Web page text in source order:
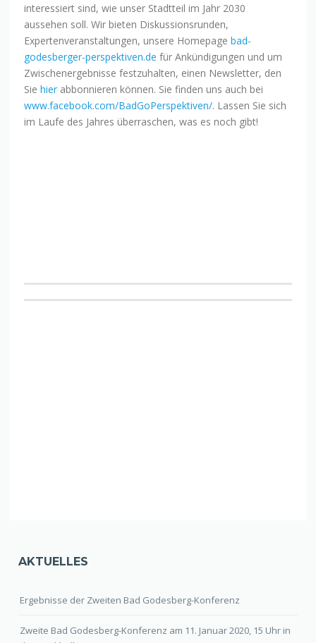
interessiert sind, wie unser Stadtteil im Jahr 2030
aussehen soll. Wir bieten Diskussionsrunden,
Expertenveranstaltungen, unsere Homepagebad-
godesberger-perspektiven.de für Ankündigungen und um
Zwischenergebnisse festzuhalten, einen Newsletter, den
Siehier abbonnieren können. Sie finden uns auch bei
www.facebook.com/BadGoPerspektiven/. Lassen Sie sich
im Laufe des Jahres überraschen, was es noch gibt!
AKTUELLES
Ergebnisse der Zweiten Bad Godesberg-Konferenz
Zweite Bad Godesberg-Konferenz am 11. Januar 2020, 15 Uhr in